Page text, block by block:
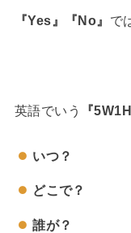
『Yes』『No』 で
英語でいう 『5W1H
いつ？
どこで？
誰が？